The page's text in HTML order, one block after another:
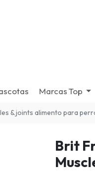
Marcas Top
& joints alimento para
Brit